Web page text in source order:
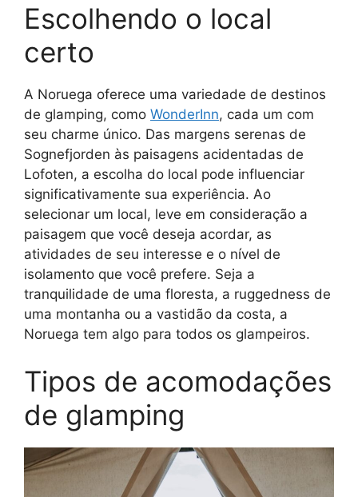
Escolhendo o local
certo
A Noruega oferece uma variedade de destinos
de glamping, como WonderInn, cada um com
seu charme único. Das margens serenas de
Sognefjorden às paisagens acidentadas de
Lofoten, a escolha do local pode influenciar
significativamente sua experiência. Ao
selecionar um local, leve em consideração a
paisagem que você deseja acordar, as
atividades de seu interesse e o nível de
isolamento que você prefere. Seja a
tranquilidade de uma floresta, a ruggedness de
uma montanha ou a vastidão da costa, a
Noruega tem algo para todos os glampeiros.
Tipos de acomodações
de glamping